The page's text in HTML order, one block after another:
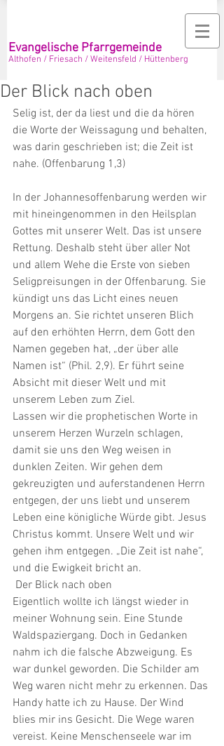
Evangelische Pfarrgemeinde
Althofen / Friesach / Weitensfeld / Hüttenberg
Der Blick nach oben
Selig ist, der da liest und die da hören
die Worte der Weissagung und behalten,
was darin geschrieben ist; die Zeit ist
nahe. (Offenbarung 1,3)
In der Johannesoffenbarung werden wir
mit hineingenommen in den Heilsplan
Gottes mit unserer Welt. Das ist unsere
Rettung. Deshalb steht über aller Not
und allem Wehe die Erste von sieben
Seligpreisungen in der Offenbarung. Sie
kündigt uns das Licht eines neuen
Morgens an. Sie richtet unseren Blich
auf den erhöhten Herrn, dem Gott den
Namen gegeben hat, „der über alle
Namen ist“ (Phil. 2,9). Er führt seine
Absicht mit dieser Welt und mit
unserem Leben zum Ziel.
Lassen wir die prophetischen Worte in
unserem Herzen Wurzeln schlagen,
damit sie uns den Weg weisen in
dunklen Zeiten. Wir gehen dem
gekreuzigten und auferstandenen Herrn
entgegen, der uns liebt und unserem
Leben eine königliche Würde gibt. Jesus
Christus kommt. Unsere Welt und wir
gehen ihm entgegen. „Die Zeit ist nahe“,
und die Ewigkeit bricht an.
Der Blick nach oben
Eigentlich wollte ich längst wieder in
meiner Wohnung sein. Eine Stunde
Waldspaziergang. Doch in Gedanken
nahm ich die falsche Abzweigung. Es
war dunkel geworden. Die Schilder am
Weg waren nicht mehr zu erkennen. Das
Handy hatte ich zu Hause. Der Wind
blies mir ins Gesicht. Die Wege waren
vereist. Keine Menschenseele war im